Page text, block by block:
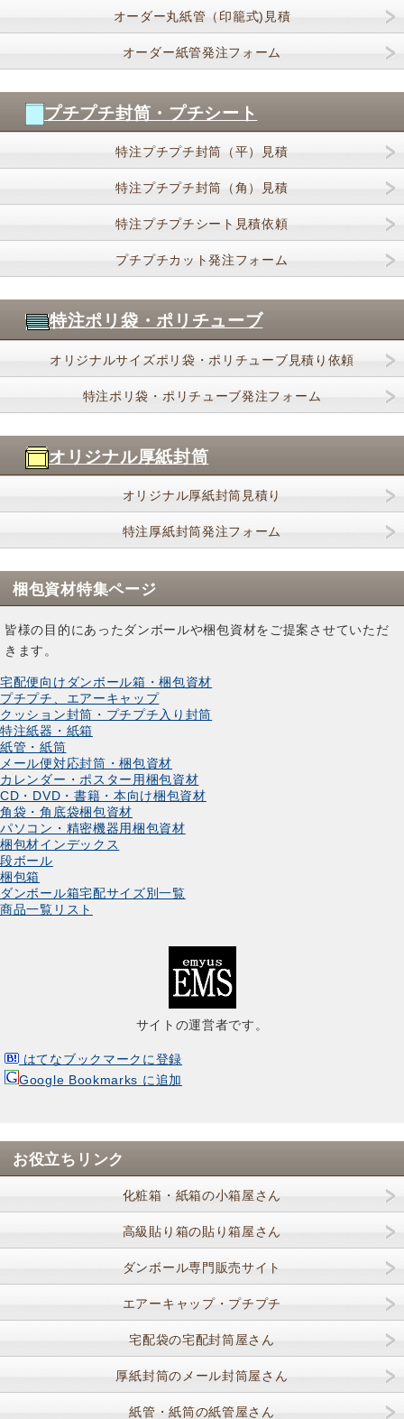
オーダー丸紙管（印籠式)見積
オーダー紙管発注フォーム
プチプチ封筒・プチシート
特注プチプチ封筒（平）見積
特注プチプチ封筒（角）見積
特注プチプチシート見積依頼
プチプチカット発注フォーム
特注ポリ袋・ポリチューブ
オリジナルサイズポリ袋・ポリチューブ見積り依頼
特注ポリ袋・ポリチューブ発注フォーム
オリジナル厚紙封筒
オリジナル厚紙封筒見積り
特注厚紙封筒発注フォーム
梱包資材特集ページ
皆様の目的にあったダンボールや梱包資材をご提案させていただ
きます。
宅配便向けダンボール箱・梱包資材
プチプチ、エアーキャップ
クッション封筒・プチプチ入り封筒
特注紙器・紙箱
紙管・紙筒
メール便対応封筒・梱包資材
カレンダー・ポスター用梱包資材
CD・DVD・書籍・本向け梱包資材
角袋・角底袋梱包資材
パソコン・精密機器用梱包資材
梱包材インデックス
段ボール
梱包箱
ダンボール箱宅配サイズ別一覧
商品一覧リスト
サイトの運営者です。
はてなブックマークに登録
Google Bookmarks に追加
お役立ちリンク
化粧箱・紙箱の小箱屋さん
高級貼り箱の貼り箱屋さん
ダンボール専門販売サイト
エアーキャップ・プチプチ
宅配袋の宅配封筒屋さん
厚紙封筒のメール封筒屋さん
紙管・紙筒の紙管屋さん